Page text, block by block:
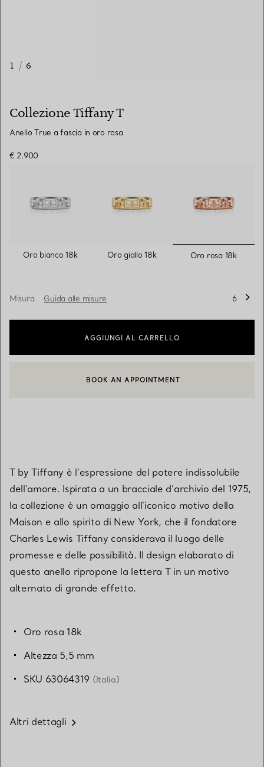
1 / 6
Collezione Tiffany T
Anello True a fascia in oro rosa
€ 2.900
Oro bianco 18k Oro giallo 18k Oro rosa 18k
Misura Guida alle misure 6
AGGIUNGI AL CARRELLO
CONTATTA UN CONSULENTE CLIENTI O PRENOTA UN
BOOK AN APPOINTMENT
T by Tiffany è l’espressione del potere indissolubile
dell’amore. Ispirata a un bracciale d’archivio del 1975,
la collezione è un omaggio all’iconico motivo della
Maison e allo spirito di New York, che il fondatore
Charles Lewis Tiffany considerava il luogo delle
promesse e delle possibilità. Il design elaborato di
questo anello ripropone la lettera T in un motivo
alternato di grande effetto.
Oro rosa 18k
Altezza 5,5 mm
SKU 63064319 (Italia)
Altri dettagli